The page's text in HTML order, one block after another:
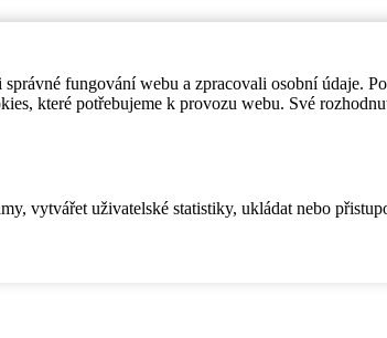
fungování webu a zpracovali osobní údaje.
které potřebujeme k provozu webu. Své
vytvářet uživatelské statistiky, ukládat nebo